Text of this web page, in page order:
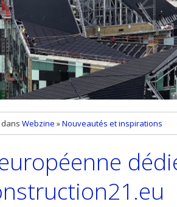
dans Webzine »Nouveautés et inspirations